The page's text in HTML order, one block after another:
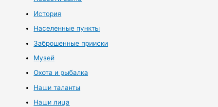
История
Населенные пункты
Заброшенные прииски
Музей
Охота и рыбалка
Наши таланты
Наши лица